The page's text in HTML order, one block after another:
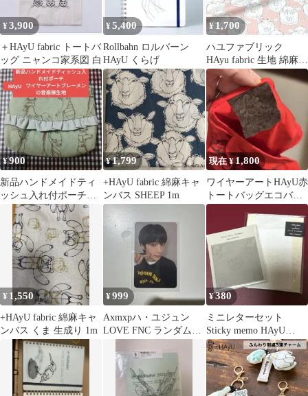
¥3,900
＋HAyU fabric トートバ
ッグ ニャンコ家系図 白
¥5,400
Rollbahn ロルバーン
HAyU くらげ
¥ 1,700
ハユファブリック
HAyu fabric 生地 綿麻キ
ャンバス ひつじ柄 ピン
ク
¥900
新品ハンドメイドティ
ッシュ入れ付ポーチ
HAyUワイヤーアート生
¥1,799
+HAyU fabric 綿麻キャ
ンバス SHEEP 1m
現在 ¥1,800
ワイヤーアートHAyU赤
トートバッグエコバッ
グ
¥ 1,550
+HAyU fabric 綿麻キャ
ンバス くま 生成り 1m
¥999
Axmxpハ・ユジュン
LOVE FNC ランダムト
¥380
ミニレターセット
Sticky memo HAyU
xDelfonics